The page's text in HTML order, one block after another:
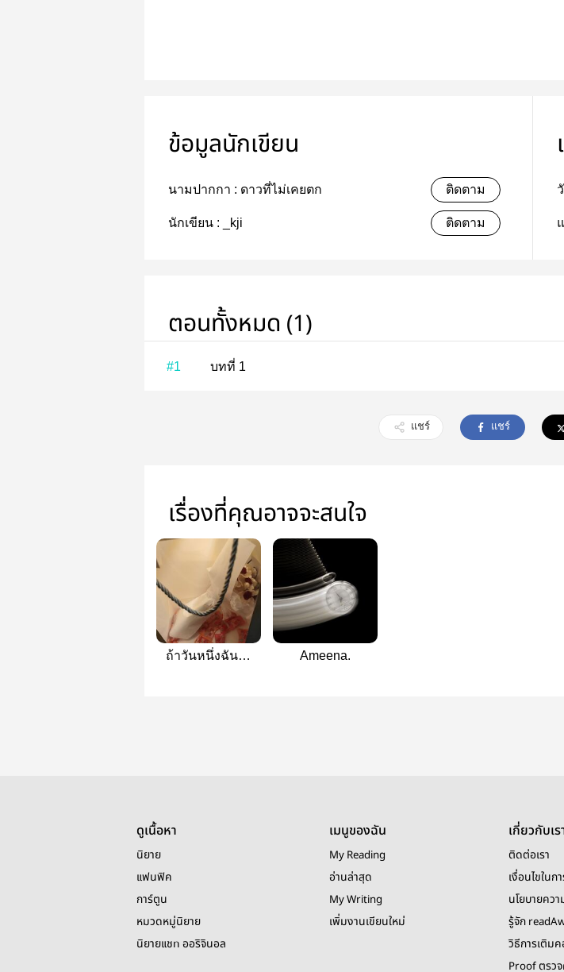
ข้อมูลนักเขียน
นามปากกา : ดาวที่ไม่เคยตก ติดตาม
นักเขียน : _kji ติดตาม
ตอนทั้งหมด (1)
#1 บทที่ 1
แชร์ แชร์
เรื่องที่คุณอาจจะสนใจ
ถ้าวันหนึ่งฉันจำ
Ameena.
ดูเนื้อหา
นิยาย
แฟนฟิค
การ์ตูน
หมวดหมู่นิยาย
นิยายแชท ออริจินอล
เมนูของฉัน
My Reading
อ่านล่าสุด
My Writing
เพิ่มงานเขียนใหม่
เกี่ยวกับเร
ติดต่อเรา
เงื่อนไขในก
นโยบายคว
รู้จัก
วิธีการเติม
Proof ตรว